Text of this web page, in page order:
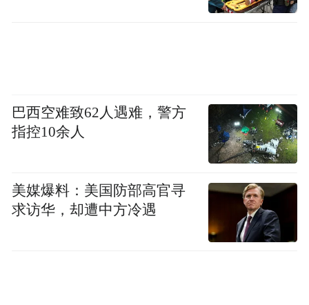
社会体育指导员队伍不断壮大，他们走进社
巴西空难致62人遇难，警方
指控10余人
美媒爆料：美国防部高官寻
求访华，却遭中方冷遇